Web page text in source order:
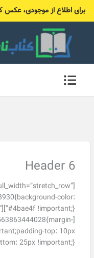
برای اطلاع از موجودی، عکس کتاب رو به ۰۹۱۹۹۸۱۴۷۹۶
Header 6
color:
top: 10px
25px !important;}”]